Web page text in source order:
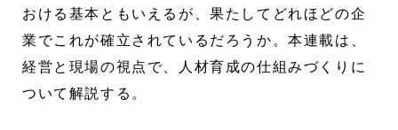
おける基本ともいえるが、果たしてどれほどの企
業でこれが確立されているだろうか。本連載は、
経営と現場の視点で、人材育成の仕組みづくりに
ついて解説する。